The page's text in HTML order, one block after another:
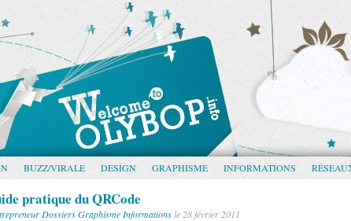
BUZZ/VIRALE DESIGN GRAPHISME INFORMATIONS
pratique du QRCode
DossiersGraphisme Informationsle 28 février 2011